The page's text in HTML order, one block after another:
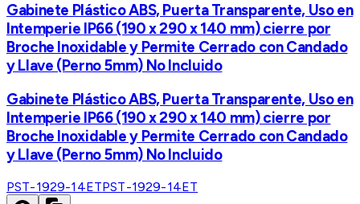
Gabinete Plástico ABS, Puerta Transparente, Uso en
Intemperie IP66 (190 x 290 x 140 mm) cierre por
Broche Inoxidable y Permite Cerrado con Candado
y Llave (Perno 5mm) No Incluido
Gabinete Plástico ABS, Puerta Transparente, Uso en
Intemperie IP66 (190 x 290 x 140 mm) cierre por
Broche Inoxidable y Permite Cerrado con Candado
y Llave (Perno 5mm) No Incluido
PST-1929-14ETPST-1929-14ET